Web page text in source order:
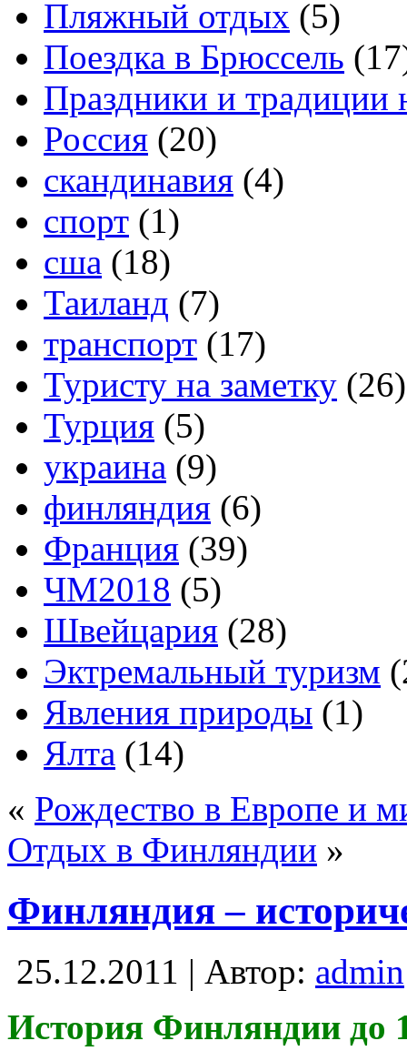
Пляжный отдых (5)
Поездка в Брюссель
Праздники и традиции
Россия (20)
скандинавия (4)
спорт (1)
сша (18)
Таиланд (7)
транспорт (17)
Туристу на заметку (26)
Турция (5)
украина (9)
финляндия (6)
Франция (39)
ЧМ2018 (5)
Швейцария (28)
Эктремальный туризм
Явления природы (1)
Ялта (14)
« Рождество в Европе и
Отдых в Финляндии »
Финляндия –
25.12.2011 | Автор: admin
История Финляндии до